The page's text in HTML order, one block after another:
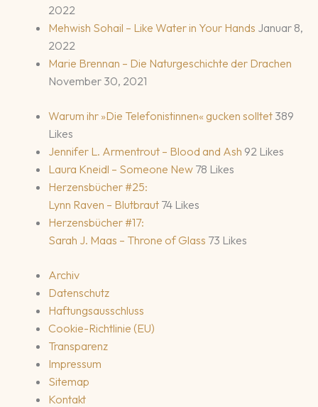
2022
Mehwish Sohail – Like Water in Your Hands Januar 8,
2022
Marie Brennan – Die Naturgeschichte der Drachen
November 30, 2021
Warum ihr »Die Telefonistinnen« gucken solltet 389
Likes
Jennifer L. Armentrout – Blood and Ash 92 Likes
Laura Kneidl – Someone New 78 Likes
Herzensbücher #25:
Lynn Raven – Blutbraut 74 Likes
Herzensbücher #17:
Sarah J. Maas – Throne of Glass 73 Likes
Archiv
Datenschutz
Haftungsausschluss
Cookie-Richtlinie (EU)
Transparenz
Impressum
Sitemap
Kontakt